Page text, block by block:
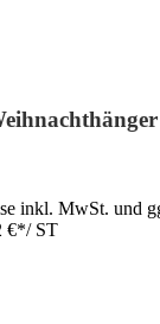
inkl. MwSt. und
€*/ ST